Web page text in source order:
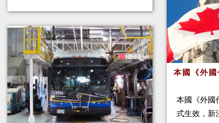
本國《外
本國《外國
式生效，新